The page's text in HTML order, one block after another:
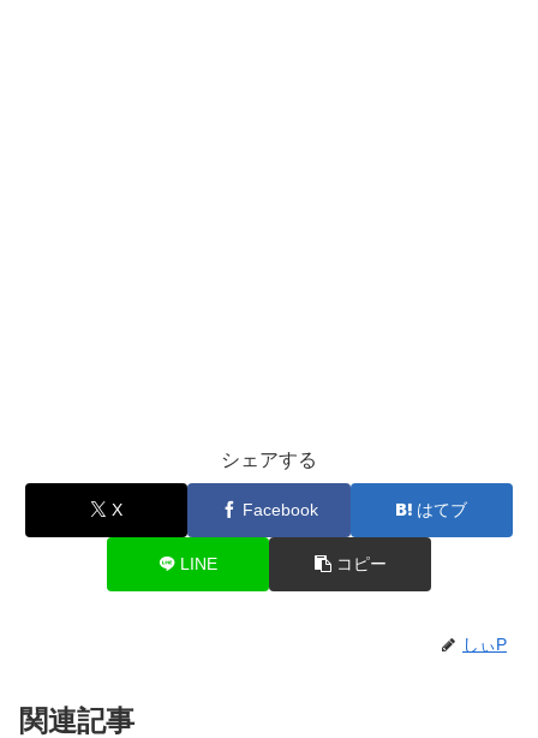
シェアする
X Facebook はてブ
LINE コピー
しぃP
関連記事